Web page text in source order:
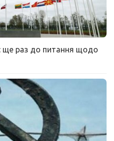
ще раз до питання щодо